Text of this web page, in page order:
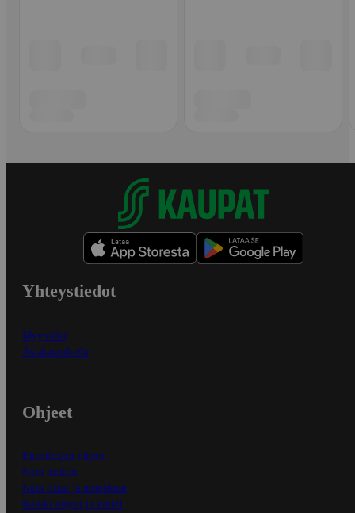
Yhteystiedot
Myymälät
Asiakaspalvelu
Ohjeet
Ensitilaajan ohjeet
Näin maksat
Näin tilaat ja muokkaat
Kaikki ohjeet ja vinkit